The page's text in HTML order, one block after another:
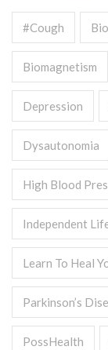
#cough
Biomagnetism
Depression
Dysautonomia
High Blood
Independent
Learn To Heal
Parkinson’s
PossHealth